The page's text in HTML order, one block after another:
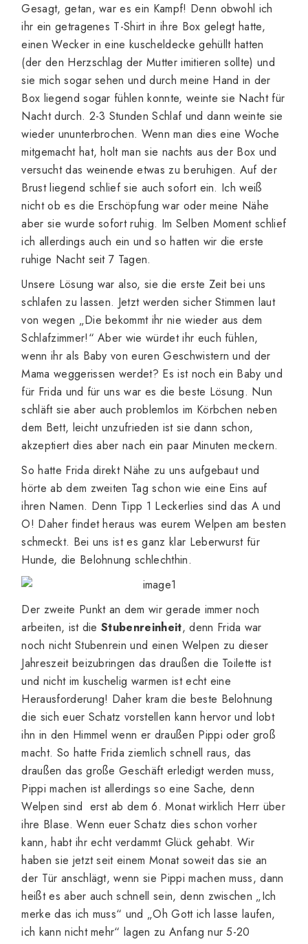
Gesagt, getan, war es ein Kampf! Denn obwohl ich
ihr ein getragenes T-Shirt in ihre Box gelegt hatte,
einen Wecker in eine kuscheldecke gehüllt hatten
(der den Herzschlag der Mutter imitieren sollte) und
sie mich sogar sehen und durch meine Hand in der
Box liegend sogar fühlen konnte, weinte sie Nacht für
Nacht durch. 2-3 Stunden Schlaf und dann weinte sie
wieder ununterbrochen. Wenn man dies eine Woche
mitgemacht hat, holt man sie nachts aus der Box und
versucht das weinende etwas zu beruhigen. Auf der
Brust liegend schlief sie auch sofort ein. Ich weiß
nicht ob es die Erschöpfung war oder meine Nähe
aber sie wurde sofort ruhig. Im Selben Moment schlief
ich allerdings auch ein und so hatten wir die erste
ruhige Nacht seit 7 Tagen.
Unsere Lösung war also, sie die erste Zeit bei uns
schlafen zu lassen. Jetzt werden sicher Stimmen laut
von wegen „Die bekommt ihr nie wieder aus dem
Schlafzimmer!“ Aber wie würdet ihr euch fühlen,
wenn ihr als Baby von euren Geschwistern und der
Mama weggerissen werdet? Es ist noch ein Baby und
für Frida und für uns war es die beste Lösung. Nun
schläft sie aber auch problemlos im Körbchen neben
dem Bett, leicht unzufrieden ist sie dann schon,
akzeptiert dies aber nach ein paar Minuten meckern.
So hatte Frida direkt Nähe zu uns aufgebaut und
hörte ab dem zweiten Tag schon wie eine Eins auf
ihren Namen. Denn Tipp 1 Leckerlies sind das A und
O! Daher findet heraus was eurem Welpen am besten
schmeckt. Bei uns ist es ganz klar Leberwurst für
Hunde, die Belohnung schlechthin.
Der zweite Punkt an dem wir gerade immer noch
arbeiten, ist die Stubenreinheit, denn Frida war
noch nicht Stubenrein und einen Welpen zu dieser
Jahreszeit beizubringen das draußen die Toilette ist
und nicht im kuschelig warmen ist echt eine
Herausforderung! Daher kram die beste Belohnung
die sich euer Schatz vorstellen kann hervor und lobt
ihn in den Himmel wenn er draußen Pippi oder groß
macht. So hatte Frida ziemlich schnell raus, das
draußen das große Geschäft erledigt werden muss,
Pippi machen ist allerdings so eine Sache, denn
Welpen sind erst ab dem 6. Monat wirklich Herr über
ihre Blase. Wenn euer Schatz dies schon vorher
kann, habt ihr echt verdammt Glück gehabt. Wir
haben sie jetzt seit einem Monat soweit das sie an
der Tür anschlägt, wenn sie Pippi machen muss, dann
heißt es aber auch schnell sein, denn zwischen „Ich
merke das ich muss“ und „Oh Gott ich lasse laufen,
ich kann nicht mehr“ lagen zu Anfang nur 5-20